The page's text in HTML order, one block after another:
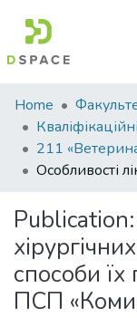
Communities
&
Collections
Statistics
Home
Publication:
способи
ПСП